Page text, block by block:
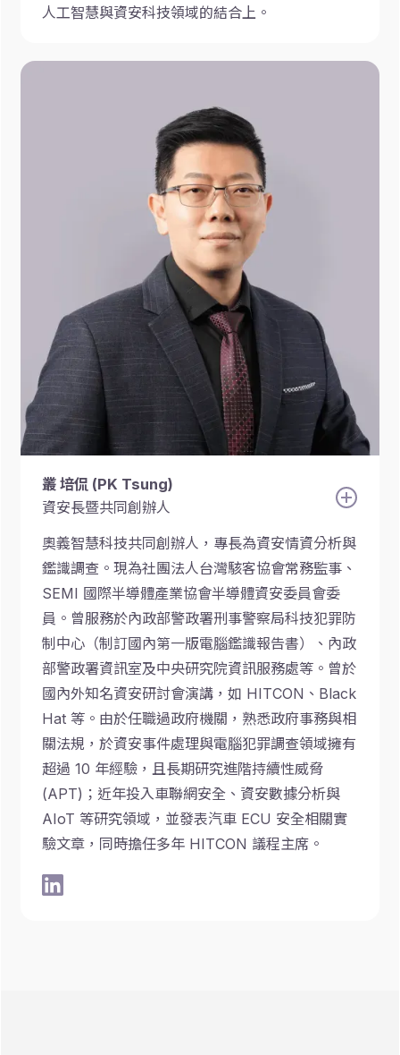
人工智慧與資安科技領域的結合上。
叢 培侃 (PK Tsung)
資安長暨共同創辦人
奧義智慧科技共同創辦人，專長為資安情資分析與
鑑識調查。現為社團法人台灣駭客協會常務監事、
SEMI 國際半導體產業協會半導體資安委員會委
員。曾服務於內政部警政署刑事警察局科技犯罪防
制中心（制訂國內第一版電腦鑑識報告書）、內政
部警政署資訊室及中央研究院資訊服務處等。曾於
國內外知名資安研討會演講，如 HITCON、Black
Hat 等。由於任職過政府機關，熟悉政府事務與相
關法規，於資安事件處理與電腦犯罪調查領域擁有
超過 10 年經驗，且長期研究進階持續性威脅
(APT)；近年投入車聯網安全、資安數據分析與
AIoT 等研究領域，並發表汽車 ECU 安全相關實
驗文章，同時擔任多年 HITCON 議程主席。